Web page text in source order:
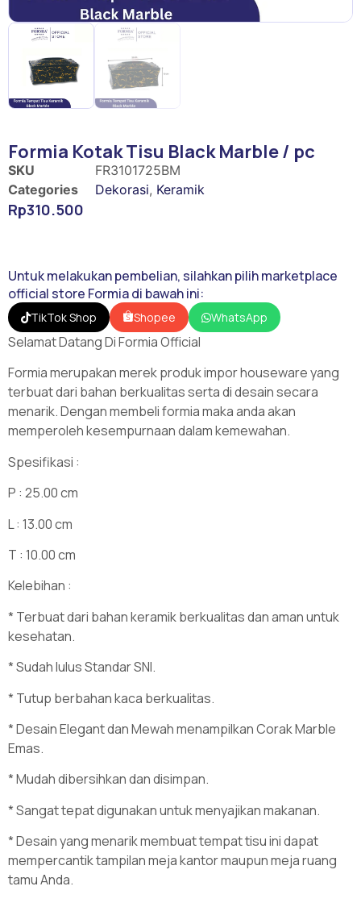
Formia Kotak Tisu Black Marble / pc
SKU
FR3101725BM
Categories
Dekorasi, Keramik
Rp310.500
Untuk melakukan pembelian, silahkan pilih marketplace
official store Formia di bawah ini:
TikTok Shop Shopee WhatsApp
Selamat Datang Di Formia Official
Formia merupakan merek produk impor houseware yang
terbuat dari bahan berkualitas serta di desain secara
menarik. Dengan membeli formia maka anda akan
memperoleh kesempurnaan dalam kemewahan.
Spesifikasi :
P : 25.00 cm
L : 13.00 cm
T : 10.00 cm
Kelebihan :
* Terbuat dari bahan keramik berkualitas dan aman untuk
kesehatan.
* Sudah lulus Standar SNI.
* Tutup berbahan kaca berkualitas.
* Desain Elegant dan Mewah menampilkan Corak Marble
Emas.
* Mudah dibersihkan dan disimpan.
* Sangat tepat digunakan untuk menyajikan makanan.
* Desain yang menarik membuat tempat tisu ini dapat
mempercantik tampilan meja kantor maupun meja ruang
tamu Anda.